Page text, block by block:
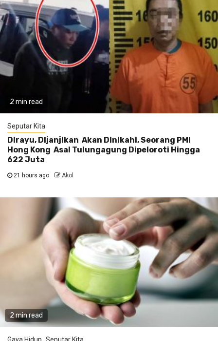
2 min read
Seputar Kita
Dirayu, DIjanjikan Akan Dinikahi, Seorang PMI
Hong Kong Asal Tulungagung Dipeloroti Hingga
622 Juta
21 hours ago Akol
2 min read
Gaya Hidup Seputar Kita